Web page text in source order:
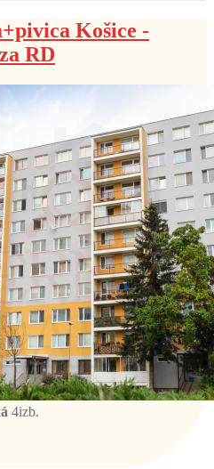
Košice -
RD
4izb.